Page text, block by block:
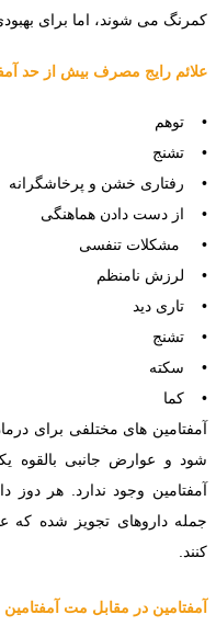
کمرنگ می شوند، اما برای
علائم رایج مصرف بیش از حد
• توهم
• تشنج
• رفتاری خشن و پرخاشگرانه
• از دست دادن هماهنگی
• مشکلات تنفسی
• لرزش نامنظم
• تاری دید
• تشنج
• سکته
• کما
آمفتامین های مختلفی برای
شود و عوارض جانبی
آمفتامین وجود ندارد. هر دوز
جمله داروهای تجویز شده که
کنند.
آمفتامین در مقابل مت آمفتامین